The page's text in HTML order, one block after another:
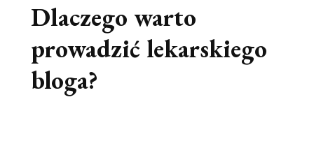
Dlaczego warto
prowadzić lekarskiego
bloga?